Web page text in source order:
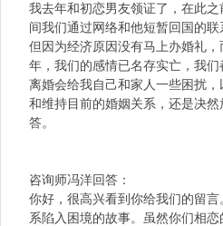
我去年和初恋男友领证了，在此
间我们通过网络和他短暂回国的
但因为经济原因没有马上办婚礼
年，我们的感情已名存实亡，我
离婚会给我自己和家人一些困扰
和维持目前的婚姻关系，还是决
答。
咨询师冯洋回答：
你好，很高兴看到你给我们的留
系陷入困境的故事。虽然你们相